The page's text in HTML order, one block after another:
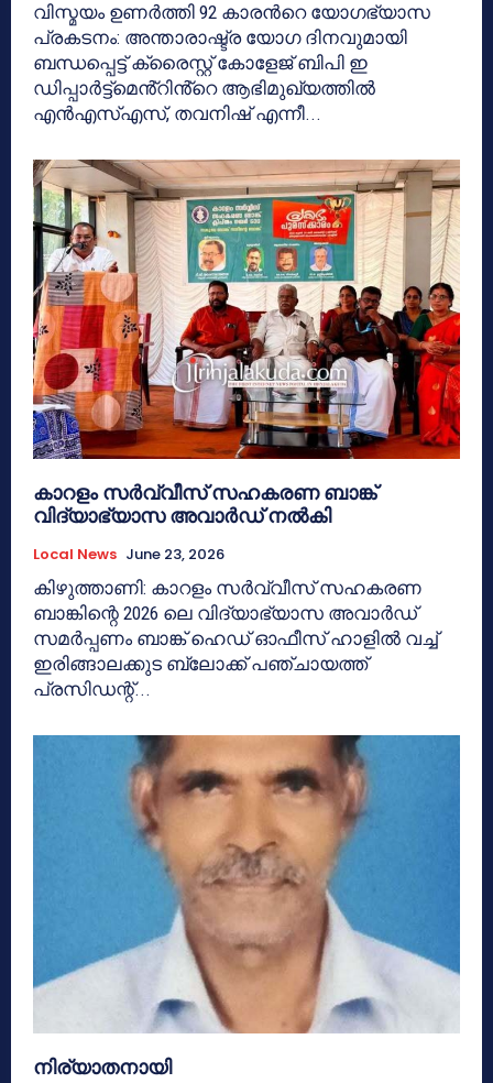
വിസ്മയം ഉണർത്തി 92 കാരൻറെ യോഗഭ്യാസ
പ്രകടനം: അന്താരാഷ്ട്ര യോഗ ദിനവുമായി
ബന്ധപ്പെട്ട് ക്രൈസ്റ്റ് കോളേജ് ബിപി ഇ
ഡിപ്പാർട്ട്മെൻ്റിൻ്റെ ആഭിമുഖ്യത്തിൽ
എൻഎസ്എസ്, തവനിഷ് എന്നീ...
കാറളം സർവ്വീസ് സഹകരണ ബാങ്ക്
വിദ്യാഭ്യാസ അവാർഡ് നൽകി
Local News June 23, 2026
കിഴുത്താണി: കാറളം സർവ്വീസ് സഹകരണ
ബാങ്കിന്റെ 2026 ലെ വിദ്യാഭ്യാസ അവാർഡ്
സമർപ്പണം ബാങ്ക് ഹെഡ് ഓഫീസ് ഹാളിൽ വച്ച്
ഇരിങ്ങാലക്കുട ബ്ലോക്ക് പഞ്ചായത്ത്
പ്രസിഡന്റ്...
നിര്യാതനായി